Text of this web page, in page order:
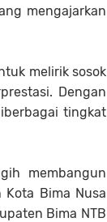
mengajarkan
melirik sosok
Dengan
tingkat
membangun
Bima Nusa
Bima NTB